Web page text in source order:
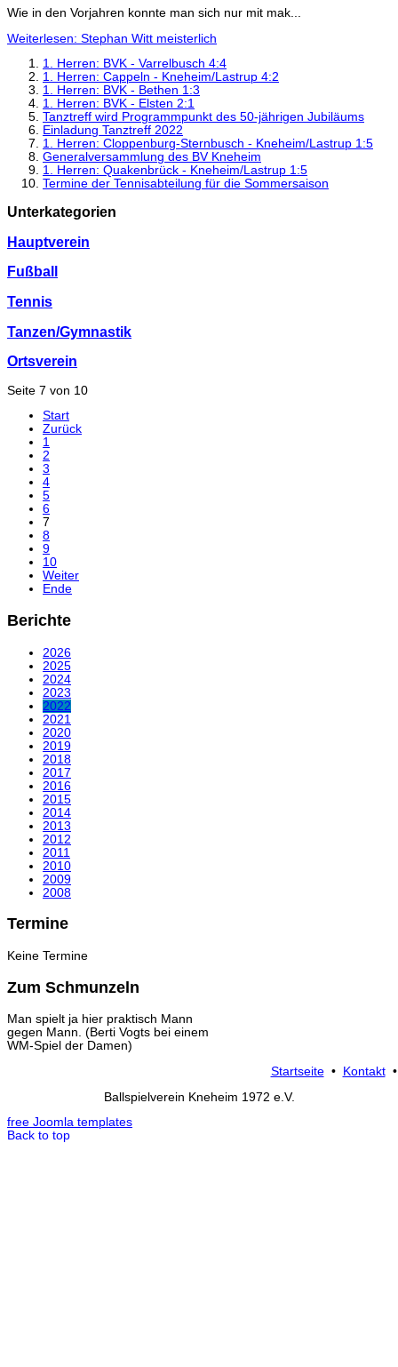
Wie in den Vorjahren konnte man sich nur mit mak...
Weiterlesen: Stephan Witt meisterlich
1. Herren: BVK - Varrelbusch 4:4
1. Herren: Cappeln - Kneheim/Lastrup 4:2
1. Herren: BVK - Bethen 1:3
1. Herren: BVK - Elsten 2:1
Tanztreff wird Programmpunkt des 50-jährigen Jubiläums
Einladung Tanztreff 2022
1. Herren: Cloppenburg-Sternbusch - Kneheim/Lastrup 1:5
Generalversammlung des BV Kneheim
1. Herren: Quakenbrück - Kneheim/Lastrup 1:5
Termine der Tennisabteilung für die Sommersaison
Unterkategorien
Hauptverein
Fußball
Tennis
Tanzen/Gymnastik
Ortsverein
Seite 7 von 10
Start
Zurück
1
2
3
4
5
6
7
8
9
10
Weiter
Ende
Berichte
2026
2025
2024
2023
2022
2021
2020
2019
2018
2017
2016
2015
2014
2013
2012
2011
2010
2009
2008
Termine
Keine Termine
Zum Schmunzeln
Man spielt ja hier praktisch Mann
gegen Mann. (Berti Vogts bei einem
WM-Spiel der Damen)
Startseite• Kontakt
Ballspielverein Kneheim 1972 e.V.
free Joomla templates
Back to top